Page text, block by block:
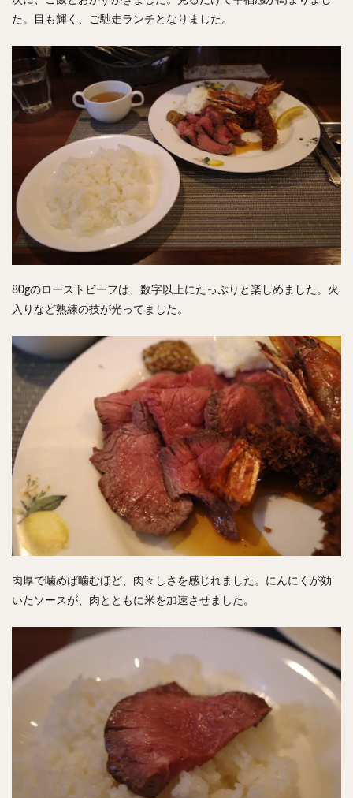
た。目も輝く、ご馳走ランチとなりました。
80gのローストビーフは、数字以上にたっぷりと楽しめました。火
入りなど熟練の技が光ってました。
肉厚で噛めば噛むほど、肉々しさを感じれました。にんにくが効
いたソースが、肉とともに米を加速させました。